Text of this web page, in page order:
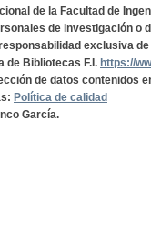
de la Facultad de
de investigación o
exclusiva
de Bibliotecas F.I. https://
de datos contenidos
Política de calidad
García.